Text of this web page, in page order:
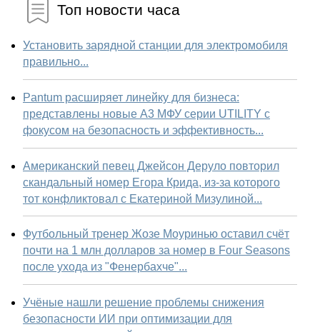
Топ новости часа
Установить зарядной станции для электромобиля
правильно...
Pantum расширяет линейку для бизнеса:
представлены новые А3 МФУ серии UTILITY с
фокусом на безопасность и эффективность...
Американский певец Джейсон Деруло повторил
скандальный номер Егора Крида, из-за которого
тот конфликтовал с Екатериной Мизулиной...
Футбольный тренер Жозе Моуринью оставил счёт
почти на 1 млн долларов за номер в Four Seasons
после ухода из "Фенербахче"...
Учёные нашли решение проблемы снижения
безопасности ИИ при оптимизации для